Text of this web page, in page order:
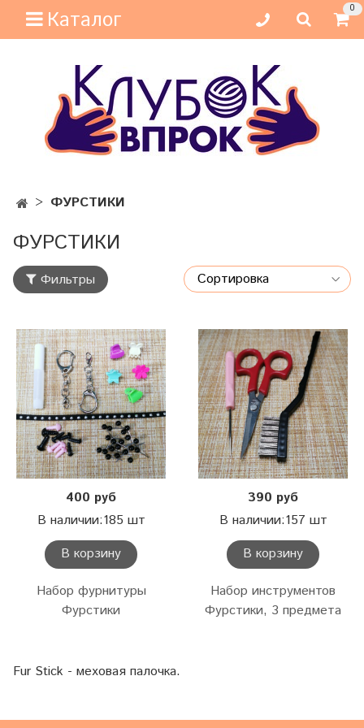
Каталог 0
ФУРСТИКИ
ФУРСТИКИ
Фильтры
400 руб
В наличии:185 шт
В корзину
Набор фурнитуры
Фурстики
390 руб
В наличии:157 шт
В корзину
Набор инструментов
Фурстики, 3 предмета
Fur Stick - меховая палочка.